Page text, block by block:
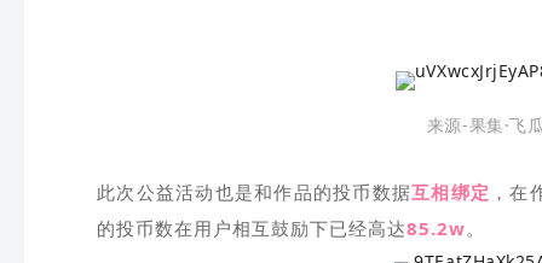
来源-果集·飞
此次公益活动也是和作品的投币数据互相绑定 ，在
的投币数在用户相互鼓励下已经高达85.2w。